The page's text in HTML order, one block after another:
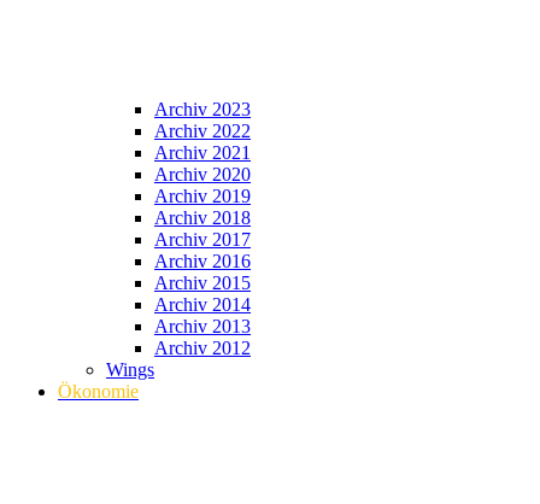
Archiv 2023
Archiv 2022
Archiv 2021
Archiv 2020
Archiv 2019
Archiv 2018
Archiv 2017
Archiv 2016
Archiv 2015
Archiv 2014
Archiv 2013
Archiv 2012
Wings
Ökonomie